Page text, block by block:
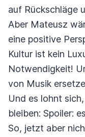
auf Rückschläge
Aber Mateusz
eine positive
Kultur ist kein
Notwendigkeit!
von Musik
Und es lohnt
bleiben: Spoiler:
So, jetzt aber